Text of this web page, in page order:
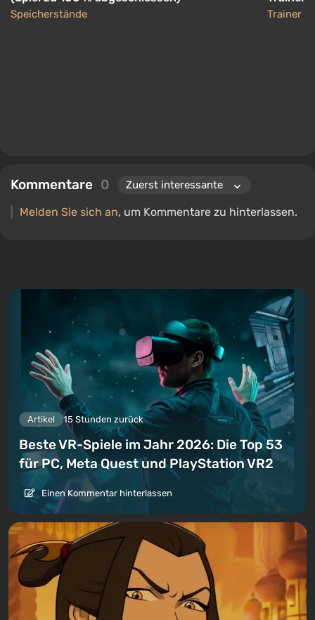
Speicherstände Trainer
Kommentare 0
Melden Sie sich an, um Kommentare zu hinterlassen.
Artikel 15 Stunden zurück
Beste VR-Spiele im Jahr 2026: Die Top 53
für PC, Meta Quest und PlayStation VR2
Einen Kommentar hinterlassen